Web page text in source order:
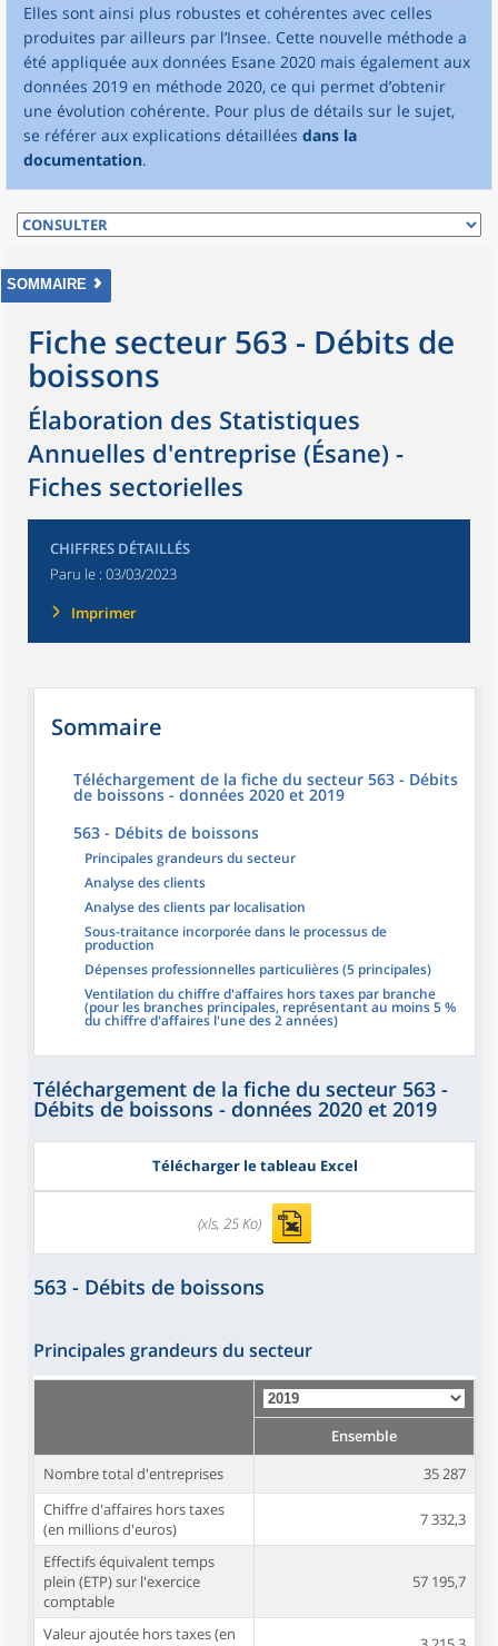
Elles sont ainsi plus robustes et cohérentes avec celles
produites par ailleurs par l’Insee. Cette nouvelle méthode a
été appliquée aux données Esane 2020 mais également aux
données 2019 en méthode 2020, ce qui permet d’obtenir
une évolution cohérente. Pour plus de détails sur le sujet,
se référer aux explications détaillées dans la
documentation.
SOMMAIRE
Fiche secteur 563 - Débits de
boissons
Élaboration des Statistiques
Annuelles d'entreprise (Ésane) -
Fiches sectorielles
CHIFFRES DÉTAILLÉS
Paru le : 03/03/2023
Imprimer
Sommaire
Téléchargement de la fiche du secteur 563 - Débits
de boissons - données 2020 et 2019
563 - Débits de boissons
Principales grandeurs du secteur
Analyse des clients
Analyse des clients par localisation
Sous-traitance incorporée dans le processus de
production
Dépenses professionnelles particulières (5 principales)
Ventilation du chiffre d'affaires hors taxes par branche
(pour les branches principales, représentant au moins 5 %
du chiffre d'affaires l'une des 2 années)
Téléchargement de la fiche du secteur 563 -
Débits de boissons - données 2020 et 2019
Télécharger le tableau Excel
(xls, 25 Ko)
563 - Débits de boissons
Principales grandeurs du secteur
Ensemble
Nombre total d'entreprises
35 287
Chiffre d'affaires hors taxes
(en millions d'euros)
7 332,3
Effectifs équivalent temps
plein (ETP) sur l'exercice
comptable
57 195,7
Valeur ajoutée hors taxes (en